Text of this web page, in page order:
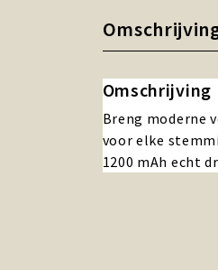
Omschrijving
Breng moderne
voor elke
1200 mAh echt